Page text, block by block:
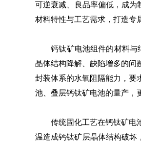
可逆衰减、良品率偏低，成
材料特性与工艺需求，打造专
钙钛矿电池组件的材料与结
晶体结构降解、缺陷增多的问
封装体系的水氧阻隔能力，要
池、叠层钙钛矿电池的量产，
传统固化工艺在钙钛矿电池
温造成钙钛矿层晶体结构破坏